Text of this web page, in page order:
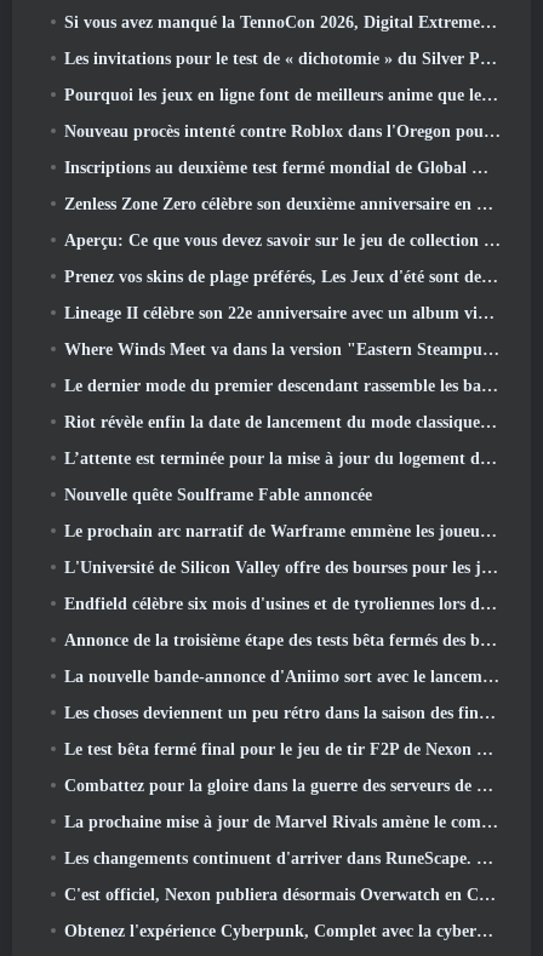
Si vous avez manqué la TennoCon 2026, Digital Extremes partage tous les panneaux
Les invitations pour le test de « dichotomie » du Silver Palace sont envoyées
Pourquoi les jeux en ligne font de meilleurs anime que les anime ne créent des jeux
Nouveau procès intenté contre Roblox dans l'Oregon pour un incident de toilettage d'enfants
Inscriptions au deuxième test fermé mondial de Global MapleStory Classic
Zenless Zone Zero célèbre son deuxième anniversaire en offrant aux joueurs le choix d'un agent gratuit de rang S
Aperçu: Ce que vous devez savoir sur le jeu de collection de créatures de HoYoverse, Honkai: Lien âme
Prenez vos skins de plage préférés, Les Jeux d'été sont de retour sur Overwatch
Lineage II célèbre son 22e anniversaire avec un album vinyle en édition collector
Where Winds Meet va dans la version "Eastern Steampunk" 2.0
Le dernier mode du premier descendant rassemble les batailles difficiles d'interception du vide et les profondeurs.
Riot révèle enfin la date de lancement du mode classique de League Of Legends
L’attente est terminée pour la mise à jour du logement des grands joueurs de RuneScape
Nouvelle quête Soulframe Fable annoncée
Le prochain arc narratif de Warframe emmène les joueurs vers une toute nouvelle carte des étoiles, Le système Tau
L'Université de Silicon Valley offre des bourses pour les jeux et certaines des exigences sont intéressantes
Endfield célèbre six mois d'usines et de tyroliennes lors de sa prochaine mise à jour
Annonce de la troisième étape des tests bêta fermés des batailles d'infanterie de War Thunder
La nouvelle bande-annonce d'Aniimo sort avec le lancement du dernier test bêta fermé
Les choses deviennent un peu rétro dans la saison des finales 11 Mise à jour
Le test bêta fermé final pour le jeu de tir F2P de Nexon Sudden Attack Zero Point a débuté aujourd'hui
Combattez pour la gloire dans la guerre des serveurs de Lineage II
La prochaine mise à jour de Marvel Rivals amène le combat contre les dieux
Les changements continuent d'arriver dans RuneScape. Cette fois, c'est le logement des joueurs
C'est officiel, Nexon publiera désormais Overwatch en Corée du Sud
Obtenez l'expérience Cyberpunk, Complet avec la cyberpsychose, Dans le prochain événement crossover d’Apex Legends